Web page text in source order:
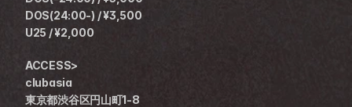
DOS(24:00-) / ¥3,500
U25 / ¥2,000
ACCESS>
clubasia
東京都渋谷区円山町1-8